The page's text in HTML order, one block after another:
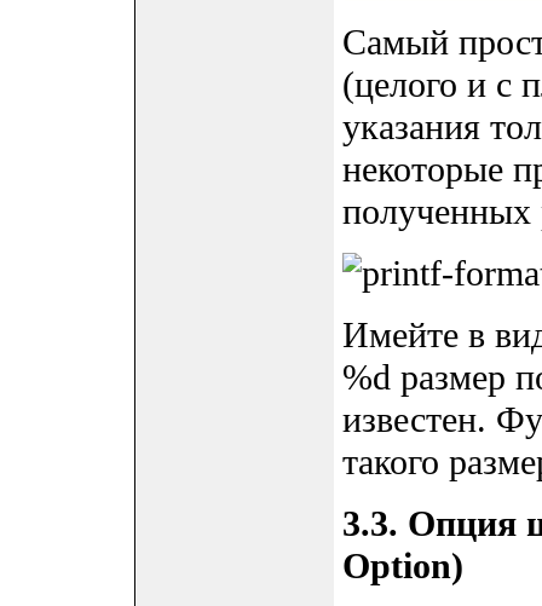
Самый
(целого и с
указания
некоторые
полученных
Имейте в
%d размер
известен.
такого
3.3. Опция
Option)